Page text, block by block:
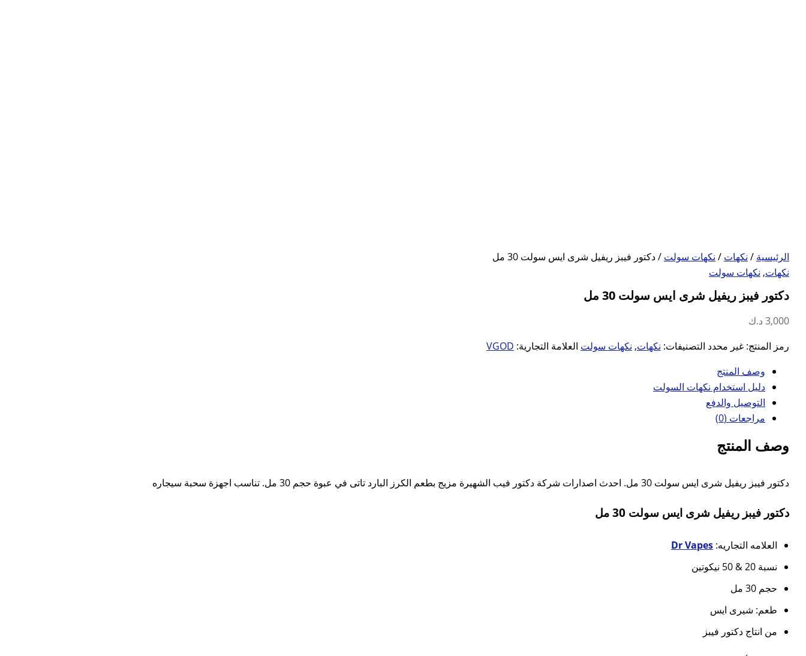
الرئيسية / نكهات / نكهات سولت / دكتور فيبز ريفيل شرى ايس سولت 30 مل
نكهات, نكهات سولت
دكتور فيبز ريفيل شرى ايس سولت 30 مل
3,000 د.ك
رمز المنتج: غير محدد التصنيفات: نكهات, نكهات سولت العلامة التجارية: VGOD
وصف المنتج
دليل استخدام نكهات السولت
التوصيل والدفع
مراجعات (0)
وصف المنتج
دكتور فيبز ريفيل شرى ايس سولت 30 مل. احدث اصدارات شركة دكتور فيب الشهيرة مزيج بطعم الكرز البارد تاتى في عبوة حجم 30 مل. تناسب اجهزة سحبة سيجاره
دكتور فيبز ريفيل شرى ايس سولت 30 مل
العلامه التجاريه: Dr Vapes
نسبة 20 & 50 نيكوتين
حجم 30 مل
طعم: شيرى ايس
من انتاج دكتور فيبز